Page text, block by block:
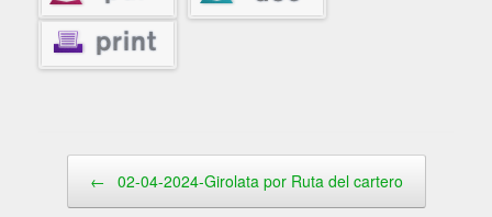
← 02-04-2024-Girolata por Ruta del cartero